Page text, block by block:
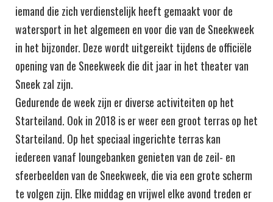
iemand die zich verdienstelijk heeft gemaakt voor de
watersport in het algemeen en voor die van de Sneekweek
in het bijzonder. Deze wordt uitgereikt tijdens de officiële
opening van de Sneekweek die dit jaar in het theater van
Sneek zal zijn.
Gedurende de week zijn er diverse activiteiten op het
Starteiland. Ook in 2018 is er weer een groot terras op het
Starteiland. Op het speciaal ingerichte terras kan
iedereen vanaf loungebanken genieten van de zeil- en
sfeerbeelden van de Sneekweek, die via een grote scherm
te volgen zijn. Elke middag en vrijwel elke avond treden er